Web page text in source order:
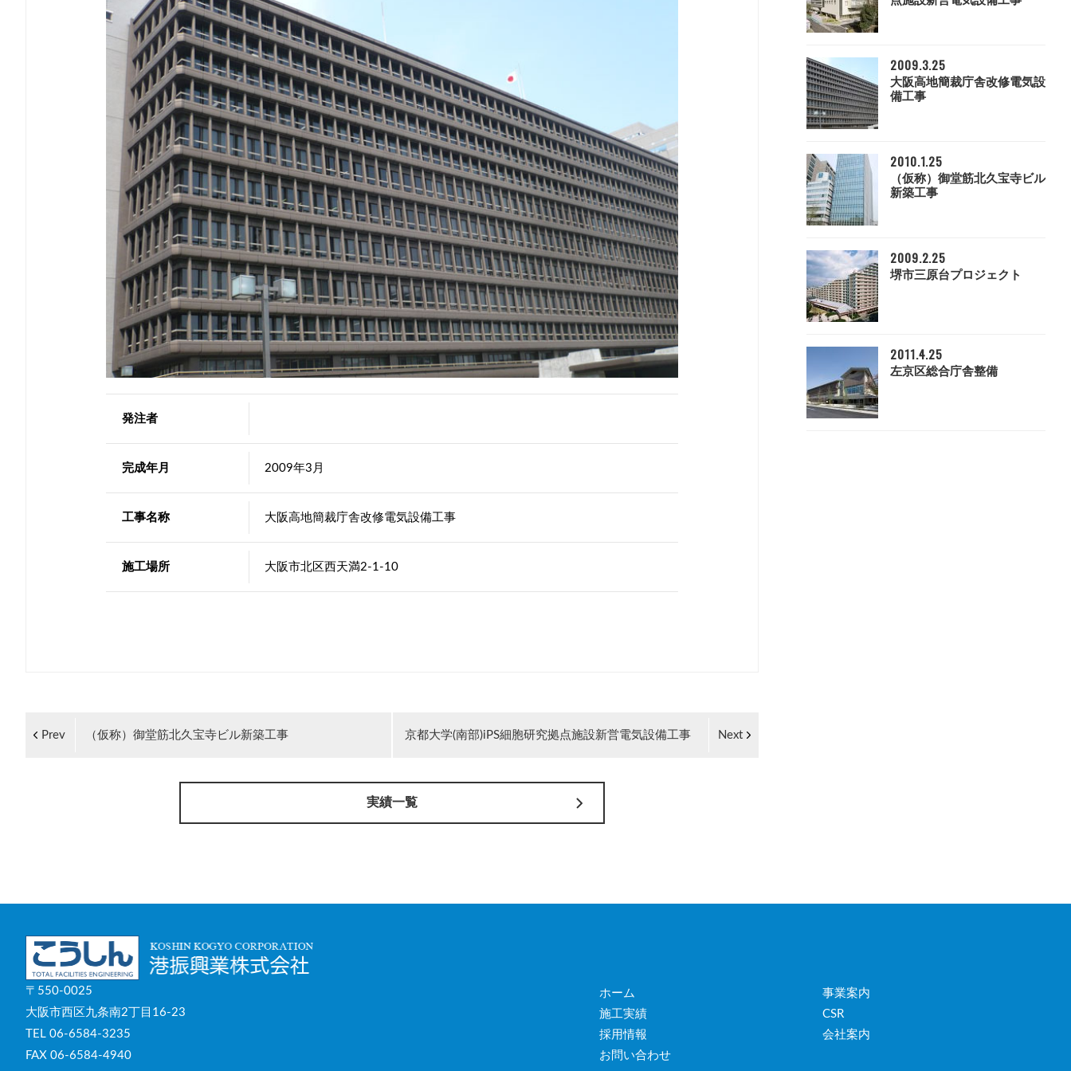
発注者
完成年月 2009年3月
工事名称 大阪高地簡裁庁舎改修電気設備工事
施工場所 大阪市北区西天満2-1-10
Prev （仮称）御堂筋北久宝寺ビル新築工事 Next
京都大学(南部)iPS細胞研究拠点施設新営電気設備工事
実績一覧
2009.3.25
大阪高地簡裁庁舎改修電気設
備工事
2010.1.25
（仮称）御堂筋北久宝寺ビル
新築工事
2009.2.25
堺市三原台プロジェクト
2011.4.25
左京区総合庁舎整備
〒550-0025
大阪市西区九条南2丁目16-23
TEL 06-6584-3235
FAX 06-6584-4940
ホーム
事業案内
施工実績
CSR
採用情報
会社案内
お問い合わせ